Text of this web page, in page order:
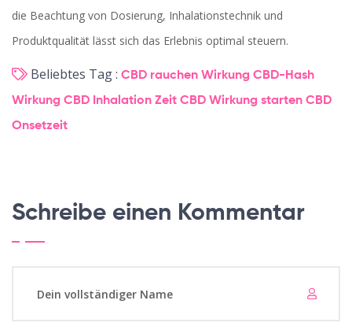
die Beachtung von Dosierung, Inhalationstechnik und
Produktqualität lässt sich das Erlebnis optimal steuern.
Beliebtes Tag : CBD rauchen Wirkung CBD-Hash
Wirkung CBD Inhalation Zeit CBD Wirkung starten CBD
Onsetzeit
Schreibe einen Kommentar